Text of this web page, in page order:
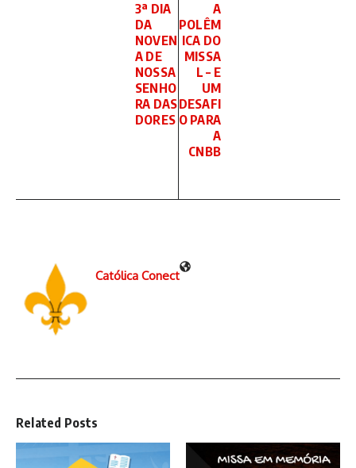
3ª DIA
DA
NOVEN
A DE
NOSSA
SENHO
RA DAS
DORES
A
POLÊM
ICA DO
MISSA
L – E
UM
DESAFI
O PARA
A
CNBB
Católica Conect
Related Posts